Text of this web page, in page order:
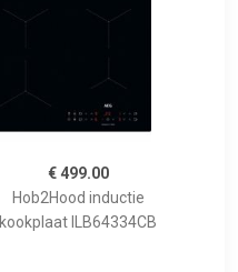
€ 499.00
Hob2Hood inductie
kookplaat ILB64334CB